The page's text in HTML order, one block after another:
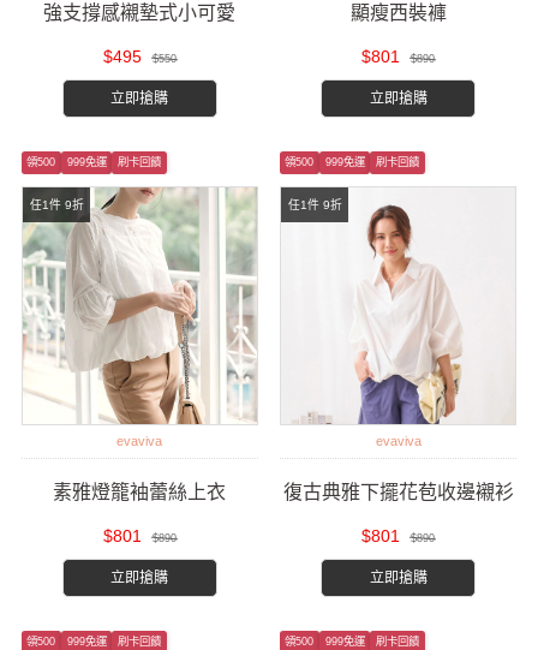
強支撐感襯墊式小可愛
$495 $550
立即搶購
顯瘦西裝褲
$801 $890
立即搶購
任1件 9折
領500 999免運 刷卡回饋
evaviva
素雅燈籠袖蕾絲上衣
$801 $890
立即搶購
任1件 9折
領500 999免運 刷卡回饋
evaviva
復古典雅下擺花苞收邊襯衫
$801 $890
立即搶購
領500 999免運 刷卡回饋 領500 999免運 刷卡回饋